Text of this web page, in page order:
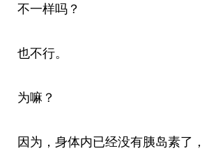
不一样吗？
也不行。
为嘛？
因为，身体内已经没有胰岛素了